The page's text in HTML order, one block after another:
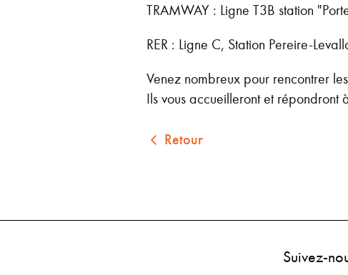
TRAMWAY : Ligne T3B station
RER : Ligne C, Station Pereire-
Venez nombreux pour rencontrer
Ils vous accueilleront et répondront
Retour
Suivez-